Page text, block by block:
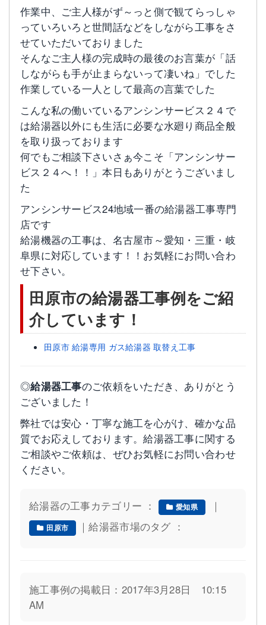
作業中、ご主人様がず～っと側で観てらっしゃ
っていろいろと世間話などをしながら工事をさ
せていただいておりました
そんなご主人様の完成時の最後のお言葉が「話
しながらも手が止まらないって凄いね」でした
作業している一人として最高の言葉でした
こんな私の働いているアンシンサービス２４で
は給湯器以外にも生活に必要な水廻り商品全般
を取り扱っております
何でもご相談下さいさぁ今こそ「アンシンサー
ビス２４へ！！」本日もありがとうございまし
た
アンシンサービス24地域一番の給湯器工事専門
店です
給湯機器の工事は、名古屋市～愛知・三重・岐
阜県に対応しています！！お気軽にお問い合わ
せ下さい。
田原市の給湯器工事例をご紹
介しています！
田原市 給湯専用 ガス給湯器 取替え工事
◎給湯器工事のご依頼をいただき、ありがとう
ございました！
弊社では安心・丁寧な施工を心がけ、確かな品
質でお応えしております。給湯器工事に関する
ご相談やご依頼は、ぜひお気軽にお問い合わせ
ください。
給湯器の工事カテゴリー ： 愛知県 ｜
田原市 ｜給湯器市場のタグ ：
施工事例の掲載日：2017年3月28日 10:15
AM